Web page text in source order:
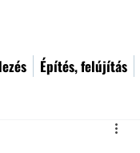
Építés, felújítás